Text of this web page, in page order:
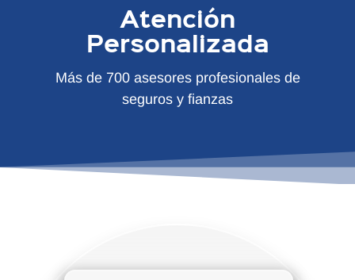
Atención
Personalizada
Más de 700 asesores profesionales de
seguros y fianzas